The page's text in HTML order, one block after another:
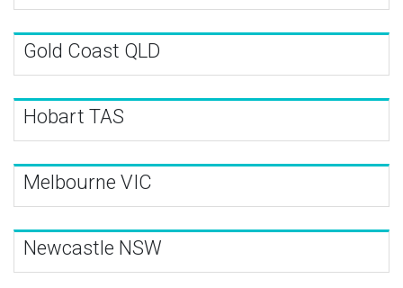
Gold Coast QLD
Hobart TAS
Melbourne VIC
Newcastle NSW